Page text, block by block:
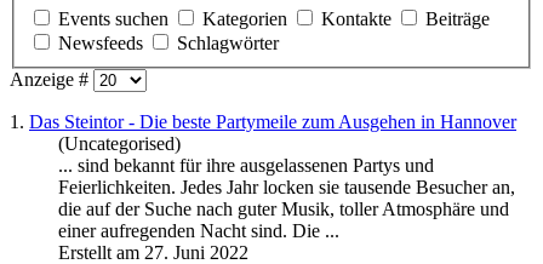
Events suchen
Kategorien Kontakte
Beiträge
Newsfeeds
Schlagwörter
Anzeige #
1. Das Steintor - Die beste Partymeile zum Ausgehen in Hannover
(Uncategorised)
... sind bekannt für ihre ausgelassenen Partys und
Feierlichkeiten. Jedes Jahr locken sie tausende Besucheran,
die auf der Suche nach guter Musik, toller Atmosphäre und
einer aufregenden Nacht sind. Die ...
Erstellt am 27. Juni 2022